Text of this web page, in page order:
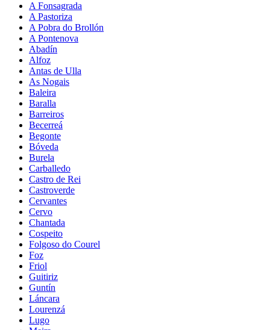
A Fonsagrada
A Pastoriza
A Pobra do Brollón
A Pontenova
Abadín
Alfoz
Antas de Ulla
As Nogais
Baleira
Baralla
Barreiros
Becerreá
Begonte
Bóveda
Burela
Carballedo
Castro de Rei
Castroverde
Cervantes
Cervo
Chantada
Cospeito
Folgoso do Courel
Foz
Friol
Guitiriz
Guntín
Láncara
Lourenzá
Lugo